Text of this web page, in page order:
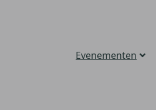
Evenementen